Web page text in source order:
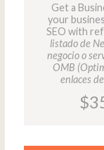
Get a
your
SEO with
listado de
negocio o
OMB
enlaces